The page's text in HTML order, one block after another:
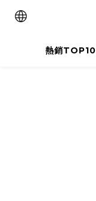
熱銷TOP10